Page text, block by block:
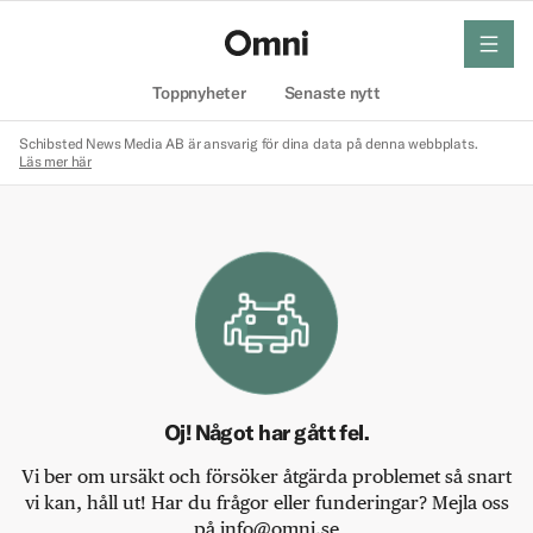
Toppnyheter Senaste nytt
meny
Schibsted News Media AB är ansvarig för dina data på denna webbplats.
Läs mer här
Oj! Något har gått fel.
Vi ber om ursäkt och försöker åtgärda problemet så snart
vi kan, håll ut! Har du frågor eller funderingar? Mejla oss